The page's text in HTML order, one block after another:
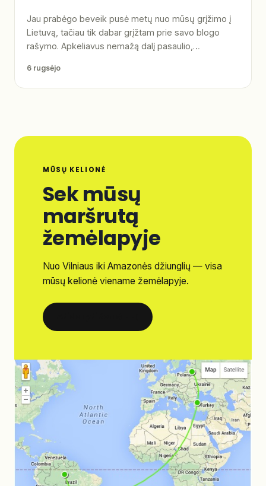
Jau prabėgo beveik pusė metų nuo mūsų grįžimo į
Lietuvą, tačiau tik dabar grįžtam prie savo blogo
rašymo. Apkeliavus nemažą dalį pasaulio,…
6 rugsėjo
MŪSŲ KELIONĖ
Sek mūsų
maršrutą
žemėlapyje
Nuo Vilniaus iki Amazonės džiunglių — visa
mūsų kelionė viename žemėlapyje.